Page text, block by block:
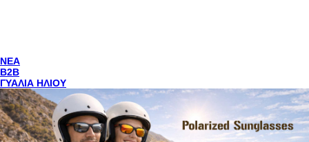
NEA
Β2Β
ΓΥΑΛΙΑ ΗΛΙΟΥ